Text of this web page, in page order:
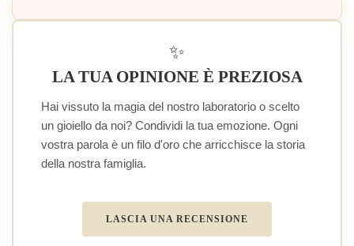
✨
LA TUA OPINIONE È PREZIOSA
Hai vissuto la magia del nostro laboratorio o scelto
un gioiello da noi? Condividi la tua emozione. Ogni
vostra parola è un filo d'oro che arricchisce la storia
della nostra famiglia.
LASCIA UNA RECENSIONE